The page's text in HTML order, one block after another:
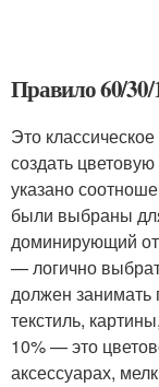
Правило 60/30/
Это
создать
указано
были выбраны
доминирующий
— логично
должен
текстиль,
10% — это
аксессуарах,